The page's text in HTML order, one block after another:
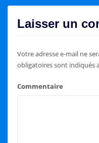
Laisser un
Votre adresse e-mail ne
obligatoires sont indiqués
Commentaire